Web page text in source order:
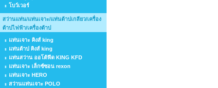
โบว์เวอร์
สว่านแท่น/แท่นเจาะ/แท่นต้าปเกลียว/เครื่อง
ต้าปไฟฟ้า/เครื่องต้าป
แท่นเจาะ คิงส์ king
แท่นต้าป คิงส์ king
แท่นสว่าน ออโต้ฟีด KING KFD
แท่นเจาะ เล็กซ์ซอน rexon
แท่นเจาะ HERO
สว่านแท่นเจาะ POLO